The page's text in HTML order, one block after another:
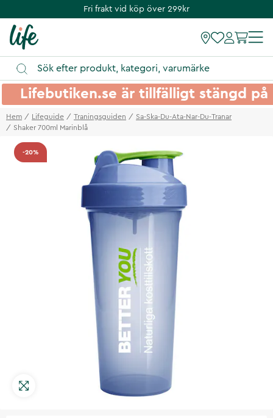
Fri frakt vid köp över 299kr
Lifebutiken.se är tillfälligt stängd
Hem Lifeguide Traningsguiden
Sa-Ska-Du-Ata-Nar-Du-Tranar
Shaker 700ml Marinblå
-20%